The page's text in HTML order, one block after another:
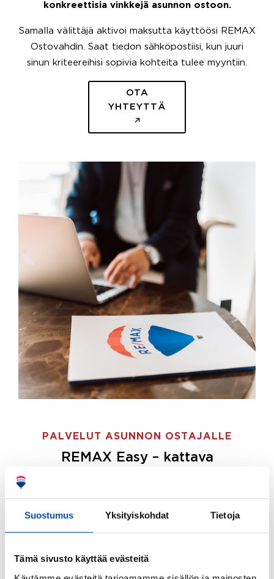
Suostumus Yksityiskohdat Tietoja
Tämä sivusto käyttää evästeitä
konkreettisia vinkkejä asunnon ostoon.
Samalla välittäjä aktivoi maksutta käyttöösi REMAX
Ostovahdin. Saat tiedon sähköpostiisi, kun juuri
sinun kriteereihisi sopivia kohteita tulee myyntiin.
OTA
YHTEYTTÄ
PALVELUT ASUNNON OSTAJALLE
REMAX Easy – kattava
ostajille.
Tee ostotoimeksianto ja etsimme juuri